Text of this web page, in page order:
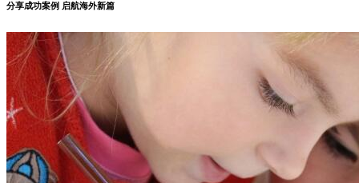
分享成功案例 启航海外新篇